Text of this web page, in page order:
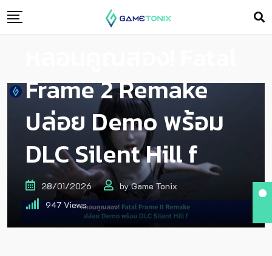
Frame 2 Remake
ปล่อย Demo พร้อม
DLC Silent Hill f
28/01/2026 byGame Tonix
947 Views